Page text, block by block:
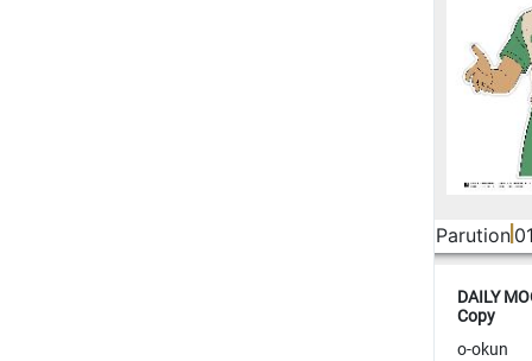
Parution
DAILY
Copy
o-okun